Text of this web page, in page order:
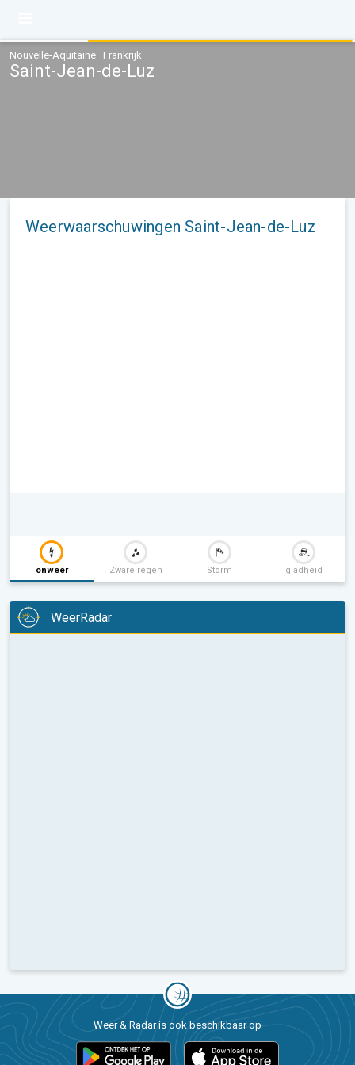
Nouvelle-Aquitaine · Frankrijk
Saint-Jean-de-Luz
Weerwaarschuwingen Saint-Jean-de-Luz
onweer Zware regen Storm gladheid
WeerRadar
Weer & Radar is ook beschikbaar op